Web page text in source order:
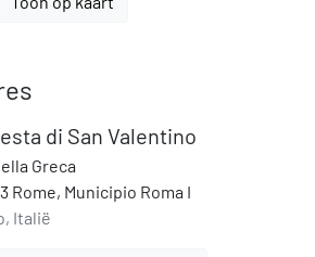
di San Valentino
Greca
Rome, Municipio Roma I
Italië